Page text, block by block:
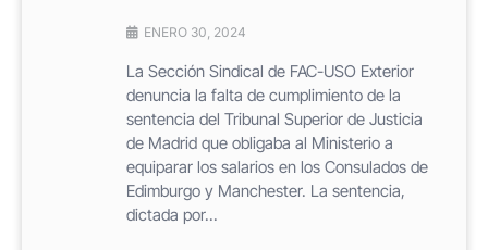
ENERO 30, 2024
La Sección Sindical de FAC-USO Exterior
denuncia la falta de cumplimiento de la
sentencia del Tribunal Superior de Justicia
de Madrid que obligaba al Ministerio a
equiparar los salarios en los Consulados de
Edimburgo y Manchester. La sentencia,
dictada por...